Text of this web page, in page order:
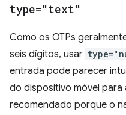
type="text"
Como os OTPs
seis dígitos, usar
entrada pode parecer
do dispositivo móvel para
recomendado porque o